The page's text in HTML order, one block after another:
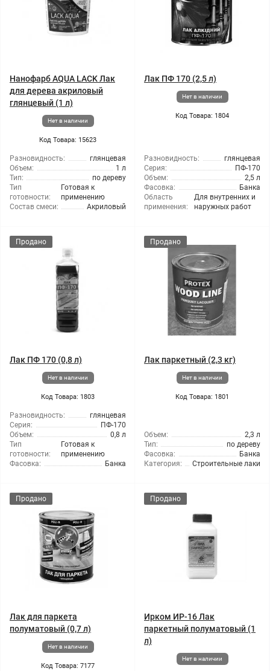
Нанофарб AQUA LACK Лак
для дерева акриловый
глянцевый (1 л)
Нет в наличии
Код Товара: 15623
Разновидность:
глянцевая
Объем:
1 л
Тип:
по дереву
Тип
готовности:
Готовая к
применению
Состав смеси:
Акриловый
Лак ПФ 170 (2,5 л)
Нет в наличии
Код Товара: 1804
Разновидность:
глянцевая
Серия:
ПФ-170
Объем:
2,5 л
Фасовка:
Банка
Область
применения:
Для внутренних и
наружных работ
Продано
Лак ПФ 170 (0,8 л)
Нет в наличии
Код Товара: 1803
Разновидность:
глянцевая
Серия:
ПФ-170
Объем:
0,8 л
Тип
готовности:
Готовая к
применению
Фасовка:
Банка
Продано
Лак паркетный (2,3 кг)
Нет в наличии
Код Товара: 1801
Объем:
2,3 л
Тип:
по дереву
Фасовка:
Банка
Категория:
Строительные лаки
Продано
Лак для паркета
полуматовый (0,7 л)
Нет в наличии
Код Товара: 7177
Продано
Ирком ИР-16 Лак
паркетный полуматовый (1
л)
Нет в наличии